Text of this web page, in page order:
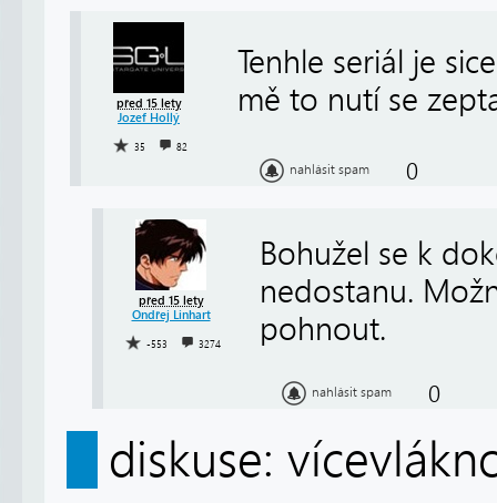
před 15 lety
Jozef Hollý
35 82
Tenhle seriál je
mě to nutí se
nahlásit spam 0
před 15 lety
Ondřej Linhart
-553 3274
Bohužel se k
nedostanu.
pohnout.
nahlásit spam 0
diskuse: